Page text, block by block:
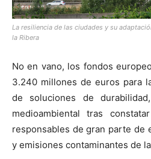
La resiliencia de las ciudades y su
la Ribera
No en vano, los fondos
3.240 millones de euros para
de soluciones de
medioambiental tras
responsables de gran parte de
y emisiones contaminantes de